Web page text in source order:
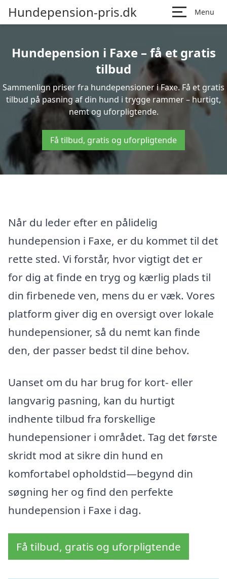
Hundepension-pris.dk Menu
Hundepension i Faxe – få et gratis
tilbud
Sammenlign priser fra hundepensioner i Faxe. Få et gratis
tilbud på pasning af din hund i trygge rammer – hurtigt,
nemt og uforpligtende.
Få tilbud, gratis og uforpligtende
Når du leder efter en pålidelig
hundepension i Faxe, er du kommet til det
rette sted. Vi forstår, hvor vigtigt det er
for dig at finde en tryg og kærlig plads til
din firbenede ven, mens du er væk. Vores
platform giver dig en oversigt over lokale
hundepensioner, så du nemt kan finde
den, der passer bedst til dine behov.
Uanset om du har brug for kort- eller
langvarig pasning, kan du hurtigt
indhente tilbud fra forskellige
hundepensioner i området. Tag det første
skridt mod at sikre din hund en
komfortabel opholdstid—begynd din
søgning her og find den perfekte
hundepension i Faxe i dag.
Få tilbud, gratis og uforpligtende